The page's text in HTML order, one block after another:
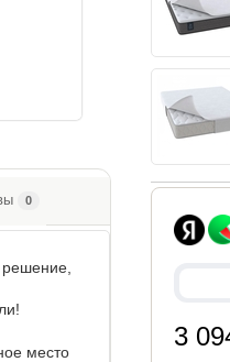
3
0
место